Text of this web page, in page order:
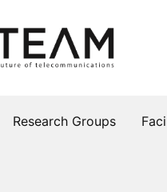
Research Groups